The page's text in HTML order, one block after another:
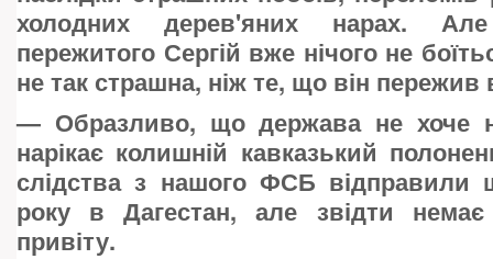
холодних дерев'яних нарах.
пережитого Сергій вже нічого не
не так страшна, ніж те, що він пережив
— Образливо, що держава не хоче
нарікає колишній кавказький
слідства з нашого ФСБ відправили
року в Дагестан, але звідти немає
привіту.